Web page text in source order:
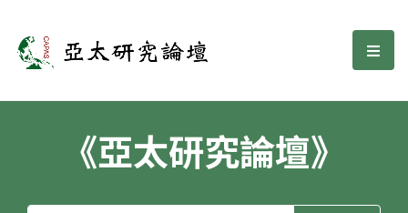
亞太研究論壇 選
《亞太研究論壇》